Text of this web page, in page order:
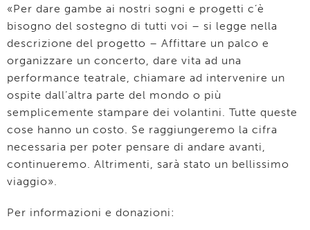
«Per dare gambe ai nostri sogni e progetti c’è
bisogno del sostegno di tutti voi – si legge nella
descrizione del progetto – Affittare un palco e
organizzare un concerto, dare vita ad una
performance teatrale, chiamare ad intervenire un
ospite dall’altra parte del mondo o più
semplicemente stampare dei volantini. Tutte queste
cose hanno un costo. Se raggiungeremo la cifra
necessaria per poter pensare di andare avanti,
continueremo. Altrimenti, sarà stato un bellissimo
viaggio».
Per informazioni e donazioni: